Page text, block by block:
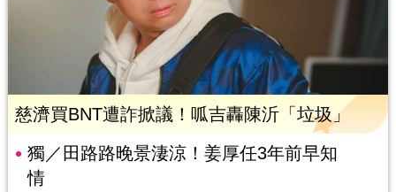
慈濟買BNT遭詐掀議！呱吉轟陳沂「垃圾」
獨／田路路晚景淒涼！姜厚任3年前早知
情